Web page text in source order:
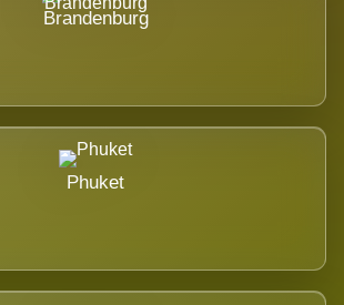
Brandenburg
Phuket